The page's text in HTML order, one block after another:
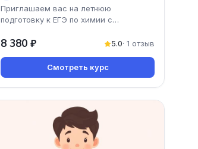
Приглашаем вас на летнюю
подготовку к ЕГЭ по химии с
Татьяной Граевой! Этот онлайн-курс
8 380 ₽ 5.0· 1 отзыв
Смотреть курс